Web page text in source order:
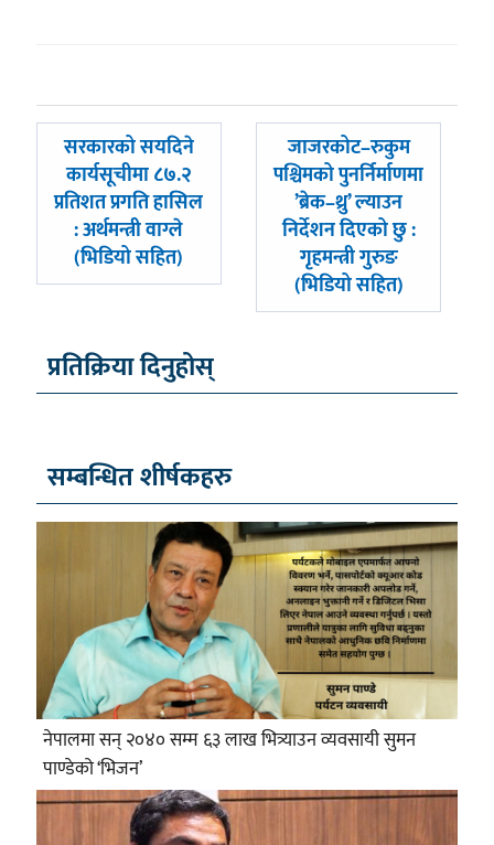
पछिल्लाे
-
सरकारको सयदिने
कार्यसूचीमा ८७.२
प्रतिशत प्रगति हासिल
: अर्थमन्त्री वाग्ले
(भिडियो सहित)
अघिल्लाे
-
जाजरकोट–रुकुम
पश्चिमको पुनर्निर्माणमा
’ब्रेक–थ्रु’ ल्याउन
निर्देशन दिएको छु :
गृहमन्त्री गुरुङ
(भिडियो सहित)
प्रतिक्रिया दिनुहोस्
सम्बन्धित शीर्षकहरु
नेपालमा सन् २०४० सम्म ६३ लाख भित्र्याउन व्यवसायी सुमन
पाण्डेको ‘भिजन’